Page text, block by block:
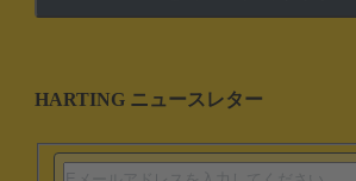
HARTING ニュースレター